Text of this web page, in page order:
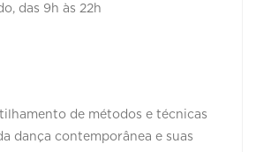
das 9h às 22h
de métodos e técnicas
dança contemporânea e suas